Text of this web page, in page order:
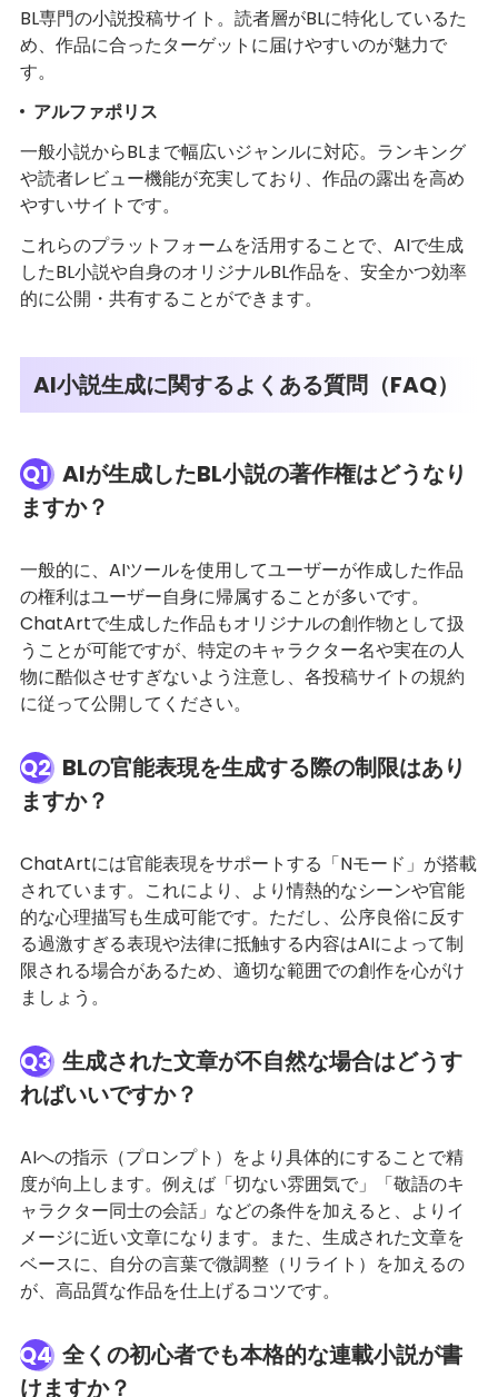
BL専門の小説投稿サイト。読者層がBLに特化しているた
め、作品に合ったターゲットに届けやすいのが魅力で
す。
アルファポリス
一般小説からBLまで幅広いジャンルに対応。ランキング
や読者レビュー機能が充実しており、作品の露出を高め
やすいサイトです。
これらのプラットフォームを活用することで、AIで生成
したBL小説や自身のオリジナルBL作品を、安全かつ効率
的に公開・共有することができます。
AI小説生成に関するよくある質問（FAQ）
Q1 AIが生成したBL小説の著作権はどうなり
ますか？
一般的に、AIツールを使用してユーザーが作成した作品
の権利はユーザー自身に帰属することが多いです。
ChatArtで生成した作品もオリジナルの創作物として扱
うことが可能ですが、特定のキャラクター名や実在の人
物に酷似させすぎないよう注意し、各投稿サイトの規約
に従って公開してください。
Q2 BLの官能表現を生成する際の制限はあり
ますか？
ChatArtには官能表現をサポートする「Nモード」が搭載
されています。これにより、より情熱的なシーンや官能
的な心理描写も生成可能です。ただし、公序良俗に反す
る過激すぎる表現や法律に抵触する内容はAIによって制
限される場合があるため、適切な範囲での創作を心がけ
ましょう。
Q3 生成された文章が不自然な場合はどうす
ればいいですか？
AIへの指示（プロンプト）をより具体的にすることで精
度が向上します。例えば「切ない雰囲気で」「敬語のキ
ャラクター同士の会話」などの条件を加えると、よりイ
メージに近い文章になります。また、生成された文章を
ベースに、自分の言葉で微調整（リライト）を加えるの
が、高品質な作品を仕上げるコツです。
Q4 全くの初心者でも本格的な連載小説が書
けますか？